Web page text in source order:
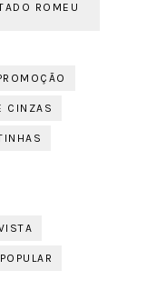
ROMEU
CINZAS